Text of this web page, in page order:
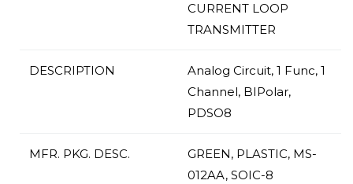
CURRENT LOOP
TRANSMITTER
DESCRIPTION
Analog Circuit, 1 Func, 1
Channel, BIPolar,
PDSO8
MFR. PKG. DESC.
GREEN, PLASTIC, MS-
012AA, SOIC-8